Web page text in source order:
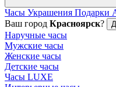
Часы Украшения Подарки
Ваш город Красноярск?
Наручные часы
Мужские часы
Женские часы
Детские часы
Часы LUXE